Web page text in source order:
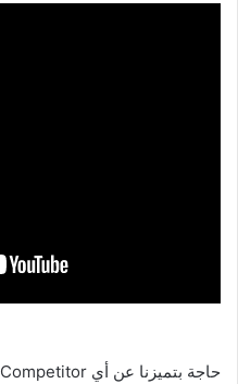
حاجة بتميزنا عن أي Competitor اننا بنقبل الدفع الآجل..